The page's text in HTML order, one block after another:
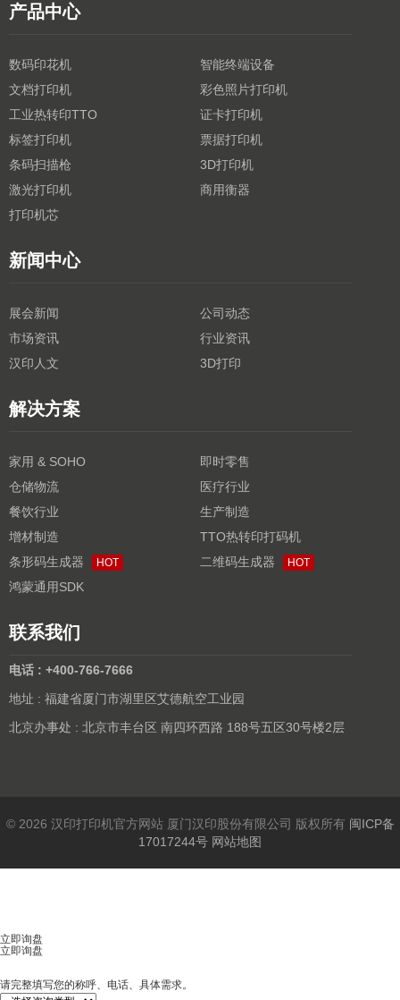
产品中心
数码印花机
智能终端设备
文档打印机
彩色照片打印机
工业热转印TTO
证卡打印机
标签打印机
票据打印机
条码扫描枪
3D打印机
激光打印机
商用衡器
打印机芯
新闻中心
展会新闻
公司动态
市场资讯
行业资讯
汉印人文
3D打印
解决方案
家用 & SOHO
即时零售
仓储物流
医疗行业
餐饮行业
生产制造
增材制造
TTO热转印打码机
条形码生成器
HOT 二维码生成器 HOT
鸿蒙通用SDK
联系我们
电话 : +400-766-7666
地址 : 福建省厦门市湖里区艾德航空工业园
北京办事处 : 北京市丰台区 南四环西路 188号五区30号楼2层
© 2026 汉印打印机官方网站 厦门汉印股份有限公司 版权所有 闽ICP备
17017244号 网站地图
立即询盘
立即询盘
请完整填写您的称呼、电话、具体需求。